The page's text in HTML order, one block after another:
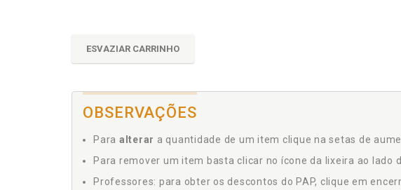
ESVAZIAR CARRINHO
OBSERVAÇÕES
Para alterar a quantidade de um item clique na setas de
Para remover um item basta clicar no ícone da lixeira ao lado
Professores: para obter os descontos do PAP, clique em